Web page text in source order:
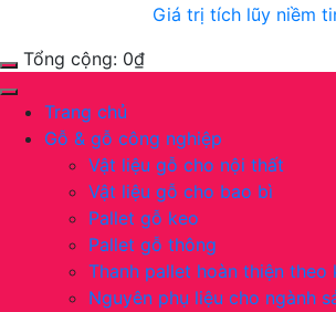
Giá trị tích lũy niềm
Tổng cộng: 0₫
Trang chủ
Gỗ & gỗ công nghiệp
Vật liệu gỗ cho nội thất
Vật liệu gỗ cho bao bì
Pallet gỗ keo
Pallet gỗ thông
Thanh pallet hoàn thiện theo
Nguyên phụ liệu cho ngành